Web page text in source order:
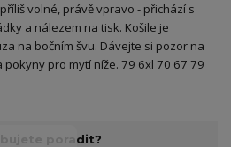
volné, právě vpravo - přichází s
a nálezem na tisk. Košile je
na bočním švu. Dávejte si pozor na
pro mytí níže. 79 6xl 70 67 79
poradit?